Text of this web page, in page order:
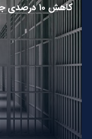
کاهش ۱۰ درصدی جمعیت کیفری زندان‌های بوشهر